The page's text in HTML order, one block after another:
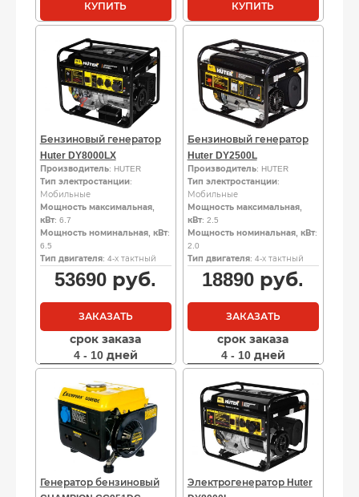
руб..
руб..
КУПИТЬ КУПИТЬ
Бензиновый генератор
Huter DY8000LX
Производитель: HUTER
Тип электростанции:
Мобильные
Мощность максимальная,
кВт: 6.7
Мощность номинальная, кВт:
6.5
Тип двигателя: 4-х тактный
53690 руб.
ЗАКАЗАТЬ
срок заказа
4 - 10 дней
Бензиновый генератор
Huter DY2500L
Производитель: HUTER
Тип электростанции:
Мобильные
Мощность максимальная,
кВт: 2.5
Мощность номинальная, кВт:
2.0
Тип двигателя: 4-х тактный
18890 руб.
ЗАКАЗАТЬ
срок заказа
4 - 10 дней
Генератор бензиновый
Электрогенератор Huter